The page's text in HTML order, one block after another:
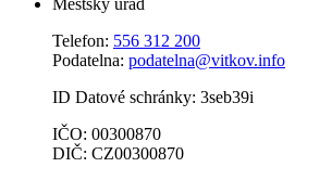
Telefon: 556 312 200
Podatelna: podatelna@vitkov.info
ID Datové schránky: 3seb39i
IČO: 00300870
DIČ: CZ00300870